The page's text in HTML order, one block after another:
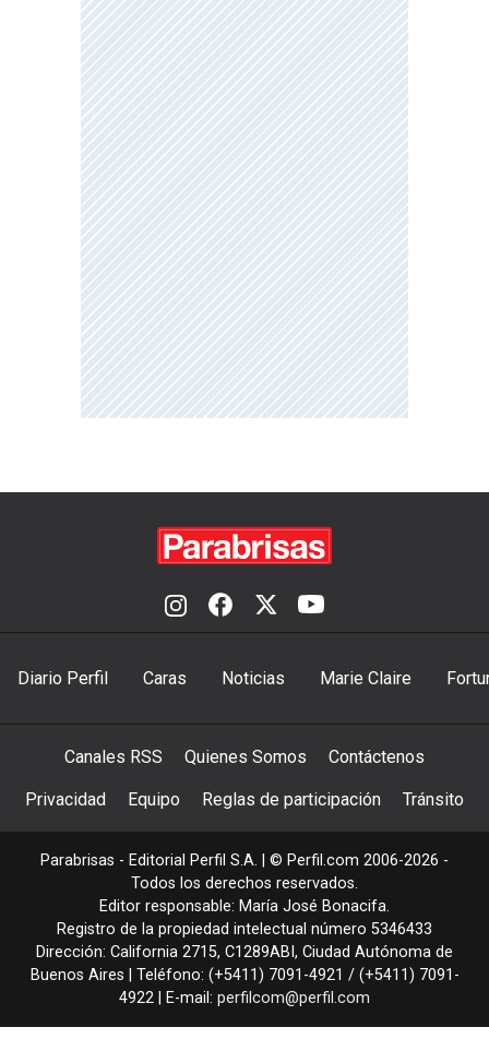
Diario Perfil Caras Noticias Marie Claire
Canales RSS Quienes Somos Contáctenos
Privacidad Equipo Reglas de participación Tránsito
Parabrisas - Editorial Perfil S.A. | © Perfil.com 2006-2026 -
Todos los derechos reservados.
Editor responsable: María José Bonacifa.
Registro de la propiedad intelectual número 5346433
Dirección: California 2715, C1289ABI , Ciudad Autónoma de
Buenos Aires | Teléfono: (+5411) 7091-4921 / (+5411) 7091-
4922 | E-mail: perfilcom@perfil.com